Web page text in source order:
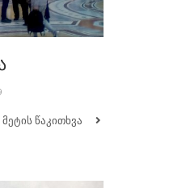
მეტის წაკითხვა